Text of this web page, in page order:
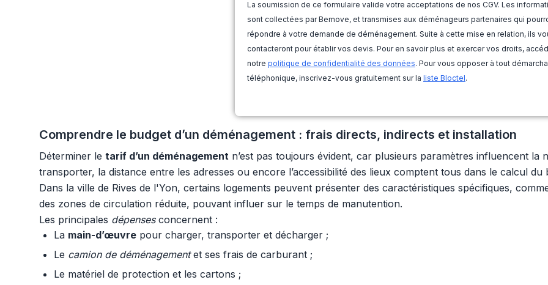
La soumission de ce formulaire valide votre acceptations de nos CGV. Les
sont collectées par Bemove, et transmises aux déménageurs partenaires qui
répondre à votre demande de déménagement. Suite à cette mise en relation, ils
contacteront pour établir vos devis. Pour en savoir plus et exercer vos droits,
notre politique de confidentialité des données. Pour vous opposer à tout
téléphonique, inscrivez-vous gratuitement sur la liste Bloctel.
Comprendre le budget d’un déménagement : frais directs, indirects et installation
Déterminer le tarif d’un déménagement n’est pas toujours évident, car plusieurs paramètres influencent
transporter, la distance entre les adresses ou encore l’accessibilité des lieux comptent tous dans le calcul du
Dans la ville de Rives de l'Yon, certains logements peuvent présenter des caractéristiques spécifiques,
des zones de circulation réduite, pouvant influer sur le temps de manutention.
Les principales dépensesconcernent :
La main-d’œuvre pour charger, transporter et décharger ;
Le camion de déménagementet ses frais de carburant ;
Le matériel de protection et les cartons ;